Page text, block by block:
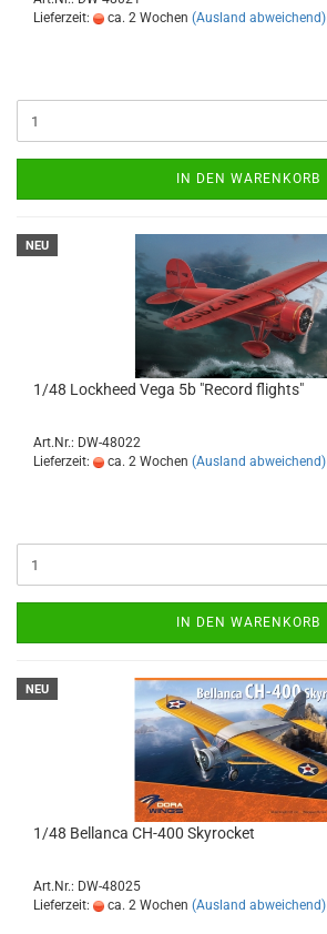
Lieferzeit:
ca. 2 Wochen (Ausland abweichend)
IN DEN WARENKORB
NEU
1/48 Lockheed Vega 5b "Record flights"
Art.Nr.: DW-48022
Lieferzeit:
ca. 2 Wochen (Ausland abweichend)
IN DEN WARENKORB
NEU
1/48 Bellanca CH-400 Skyrocket
Art.Nr.: DW-48025
Lieferzeit:
ca. 2 Wochen (Ausland abweichend)